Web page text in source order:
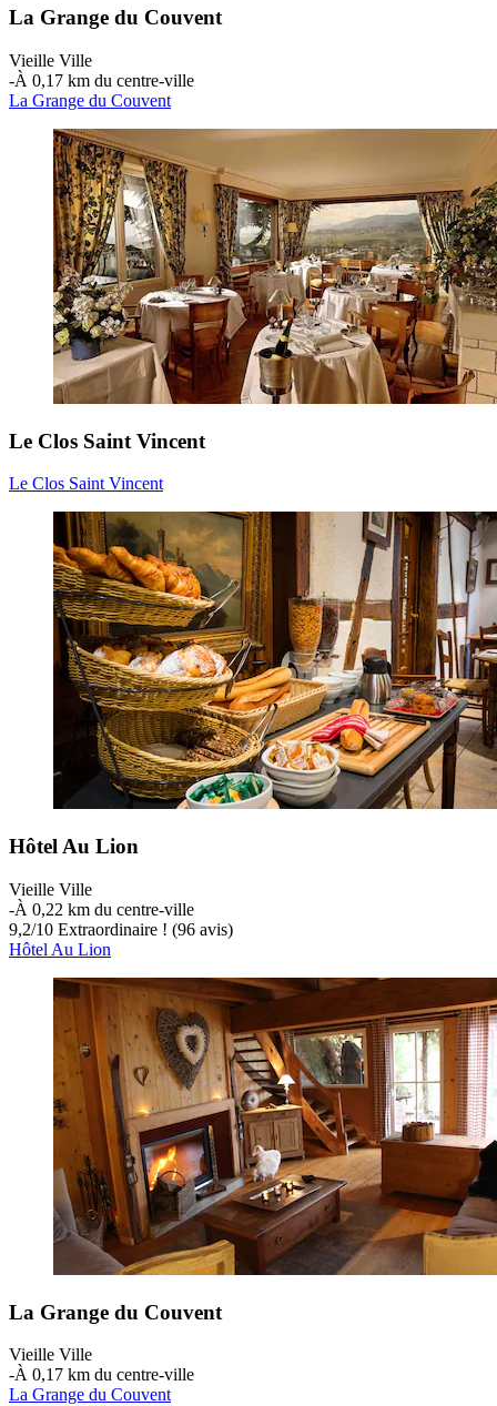
La Grange du Couvent
Vieille Ville
‐À 0,17 km du centre-ville
La Grange du Couvent
Le Clos Saint Vincent
Le Clos Saint Vincent
Hôtel Au Lion
Vieille Ville
‐À 0,22 km du centre-ville
9,2/10 Extraordinaire ! (96 avis)
Hôtel Au Lion
La Grange du Couvent
Vieille Ville
‐À 0,17 km du centre-ville
La Grange du Couvent